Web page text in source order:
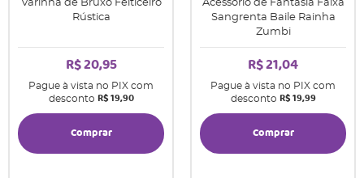
Varinha de Bruxo Feiticeiro
Rústica
R$ 20,95
Pague à vista no PIX com
desconto R$ 19,90
Comprar
Acessório de Fantasia Faixa
Sangrenta Baile Rainha
Zumbi
R$ 21,04
Pague à vista no PIX com
desconto R$ 19,99
Comprar